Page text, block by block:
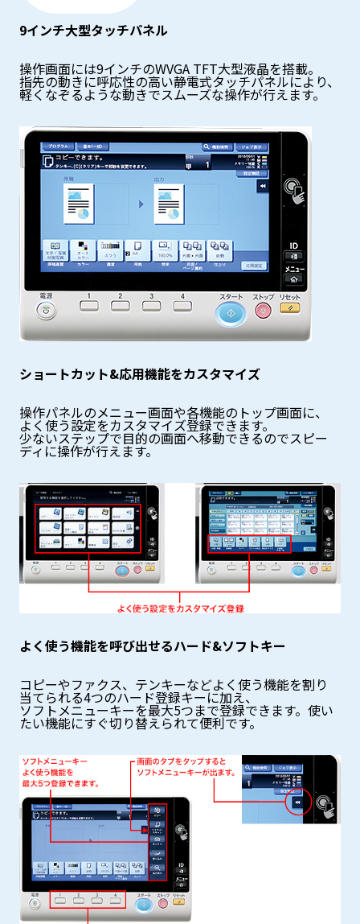
9インチ大型タッチパネル
操作画面には9インチのWVGA TFT大型液晶を搭載。
指先の動きに呼応性の高い静電式タッチパネルにより、
軽くなぞるような動きでスムーズな操作が行えます。
ショートカット&応用機能をカスタマイズ
操作パネルのメニュー画面や各機能のトップ画面に、
よく使う設定をカスタマイズ登録できます。
少ないステップで目的の画面へ移動できるのでスピー
ディに操作が行えます。
よく使う機能を呼び出せるハード&ソフトキー
コピーやファクス、テンキーなどよく使う機能を割り
当てられる4つのハード登録キーに加え、
ソフトメニューキーを最大5つまで登録できます。使い
たい機能にすぐ切り替えられて便利です。